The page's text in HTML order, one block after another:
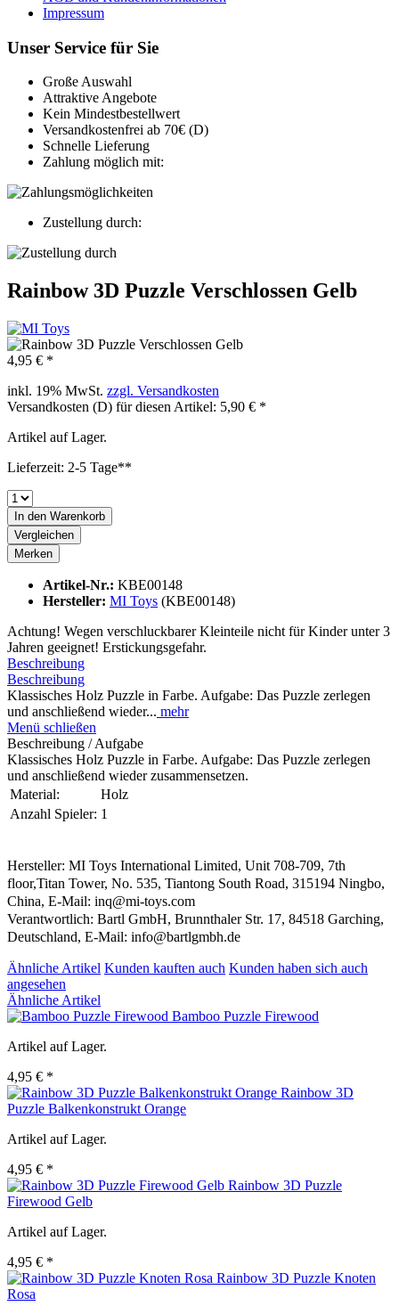
Impressum
Unser Service für Sie
Große Auswahl
Attraktive Angebote
Kein Mindestbestellwert
Versandkostenfrei ab 70€ (D)
Schnelle Lieferung
Zahlung möglich mit:
Zustellung durch:
Rainbow 3D Puzzle Verschlossen Gelb
4,95 € *
inkl. 19% MwSt. zzgl. Versandkosten
Versandkosten (D) für diesen Artikel: 5,90 € *
Artikel auf Lager.
Lieferzeit: 2-5 Tage**
In den Warenkorb
Vergleichen
Merken
Artikel-Nr.: KBE00148
Hersteller: MI Toys (KBE00148)
Achtung! Wegen verschluckbarer Kleinteile nicht für Kinder unter 3
Jahren geeignet! Erstickungsgefahr.
Beschreibung
Beschreibung
Klassisches Holz Puzzle in Farbe. Aufgabe: Das Puzzle zerlegen
und anschließend wieder... mehr
Menü schließen
Beschreibung / Aufgabe
Klassisches Holz Puzzle in Farbe. Aufgabe: Das Puzzle zerlegen
und anschließend wieder zusammensetzen.
Material:
Holz
Anzahl Spieler: 1
Hersteller: MI Toys International Limited, Unit 708-709, 7th
floor,Titan Tower, No. 535, Tiantong South Road, 315194 Ningbo,
China, E-Mail: inq@mi-toys.com
Verantwortlich: Bartl GmbH, Brunnthaler Str. 17, 84518 Garching,
Deutschland, E-Mail: info@bartlgmbh.de
Ähnliche Artikel Kunden kauften auch Kunden haben sich auch
angesehen
Ähnliche Artikel
Bamboo Puzzle Firewood
Artikel auf Lager.
4,95 € *
Rainbow 3D
Puzzle Balkenkonstrukt Orange
Artikel auf Lager.
4,95 € *
Rainbow 3D Puzzle
Firewood Gelb
Artikel auf Lager.
4,95 € *
Rainbow 3D Puzzle Knoten
Rosa